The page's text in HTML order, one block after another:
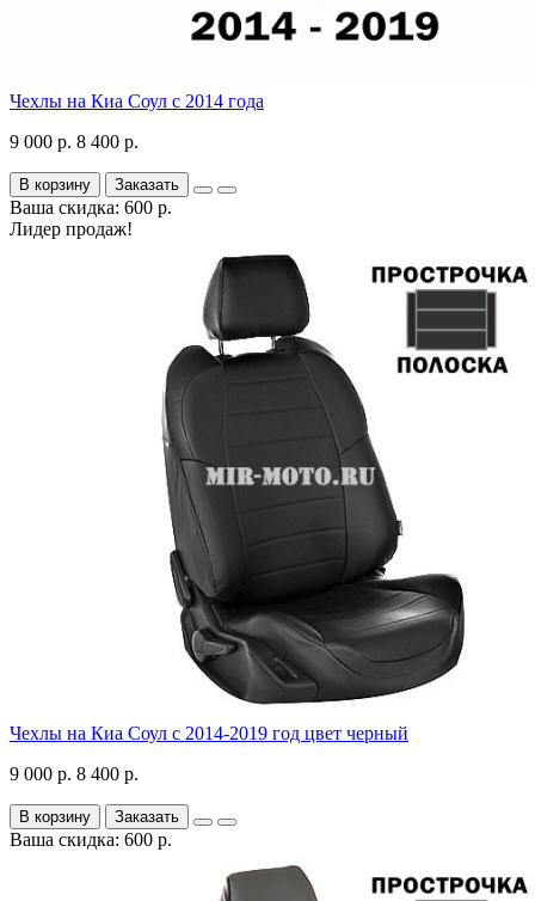
Чехлы на Киа Соул с 2014 года
9 000 р. 8 400 р.
В корзину Заказать
Ваша скидка: 600 р.
Лидер продаж!
Чехлы на Киа Соул с 2014-2019 год цвет черный
9 000 р. 8 400 р.
В корзину Заказать
Ваша скидка: 600 р.